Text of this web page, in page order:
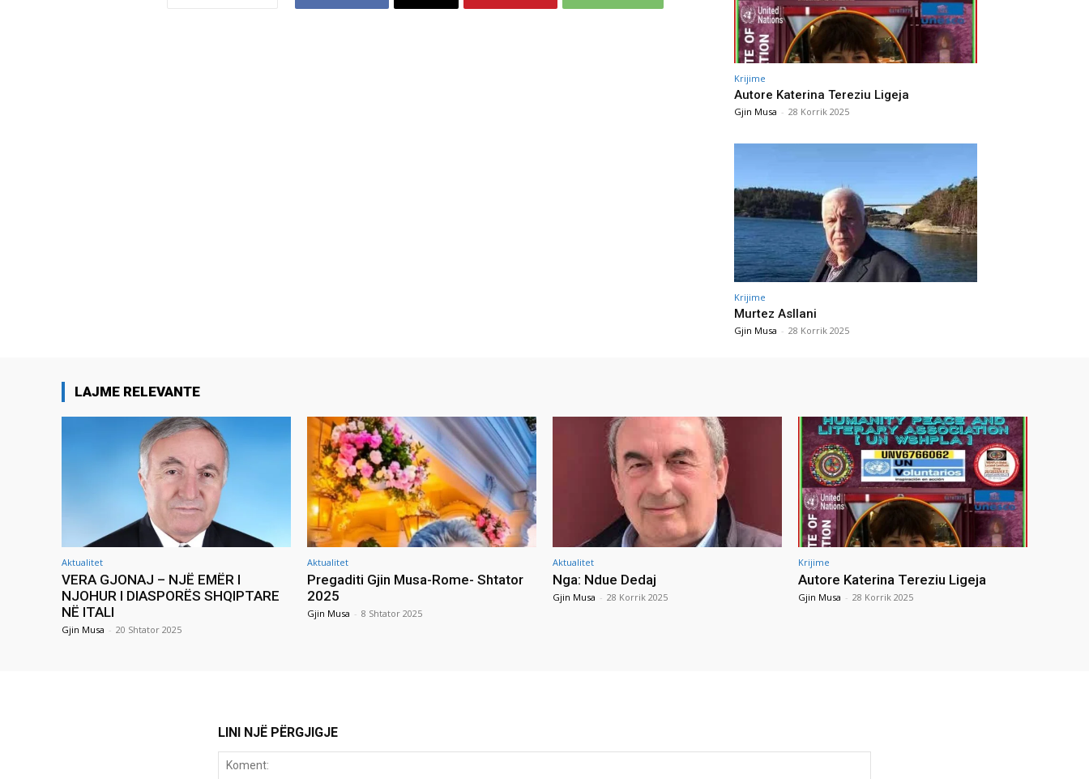
Krijime
Autore Katerina Tereziu Ligeja
Gjin Musa - 28 Korrik 2025
Krijime
Murtez Asllani
Gjin Musa - 28 Korrik 2025
LAJME RELEVANTE
Aktualitet
VERA GJONAJ – NJË EMËR I
NJOHUR I DIASPORËS SHQIPTARE
NË ITALI
Gjin Musa - 20 Shtator 2025
Aktualitet
Pregaditi Gjin Musa-Rome- Shtator
2025
Gjin Musa - 8 Shtator 2025
Aktualitet
Nga: Ndue Dedaj
Gjin Musa - 28 Korrik 2025
Krijime
Autore Katerina Tereziu Ligeja
Gjin Musa - 28 Korrik 2025
LINI NJË PËRGJIGJE